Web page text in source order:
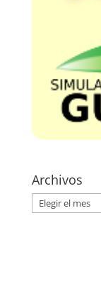
Archivos
Archivos